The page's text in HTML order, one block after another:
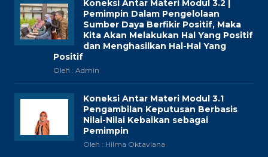
Koneksi Antar Materi Modul 3.2 |
Pemimpin Dalam Pengelolaan
Sumber Daya Berfikir Positif, Maka
Kita Akan Melakukan Hal Yang Positif
dan Menghasilkan Hal-Hal Yang
Positif
Oleh : Admin
Koneksi Antar Materi Modul 3.1
Pengambilan Keputusan Berbasis
Nilai-Nilai Kebaikan sebagai
Pemimpin
Oleh : Hilma Oktaviana